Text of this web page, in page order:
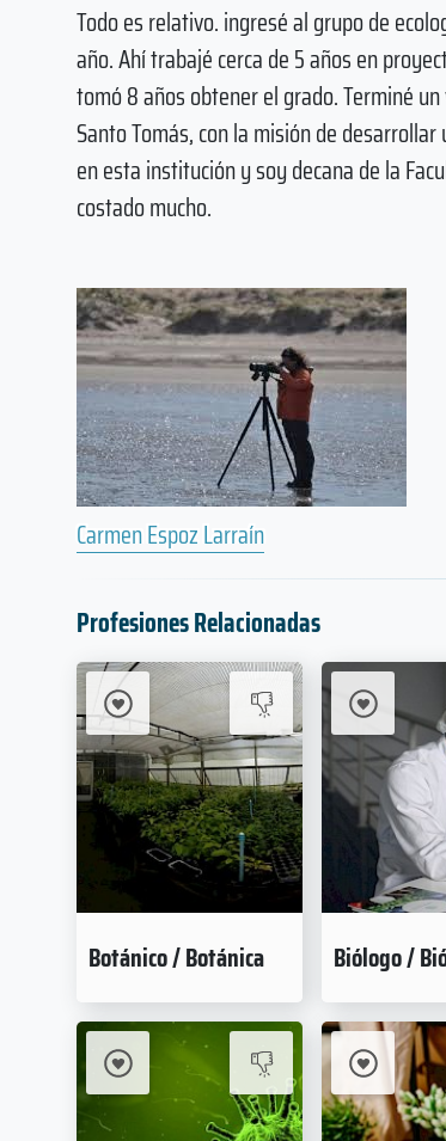
Todo es relativo. ingresé al grupo de
año. Ahí trabajé cerca de 5 años en
tomó 8 años obtener el grado. Terminé
Santo Tomás, con la misión de
en esta institución y soy decana de la
costado mucho.
​Carmen Espoz Larraín
Profesiones Relacionadas
Botánico / Botánica Biólogo /